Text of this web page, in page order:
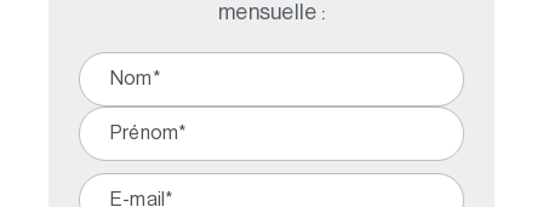
mensuelle :